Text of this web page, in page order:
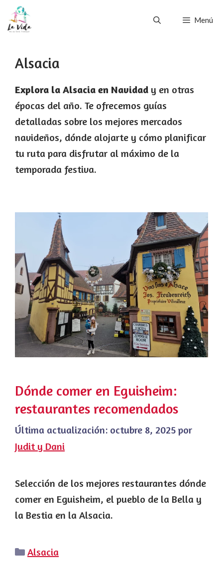
Saltar
Menú
Alsacia
Explora la Alsacia en Navidad y en otras
épocas del año. Te ofrecemos guías
detalladas sobre los mejores mercados
navideños, dónde alojarte y cómo planificar
tu ruta para disfrutar al máximo de la
temporada festiva.
Dónde comer en Eguisheim:
restaurantes recomendados
Última actualización: octubre 8, 2025 por
Judit y Dani
Selección de los mejores restaurantes dónde
comer en Eguisheim, el pueblo de la Bella y
la Bestia en la Alsacia.
Categorías
Alsacia